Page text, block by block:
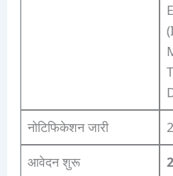
नोटिफिकेशन जारी
आवेदन शुरू